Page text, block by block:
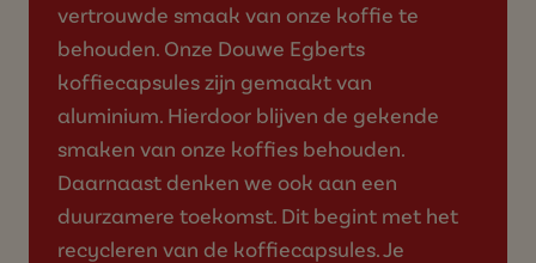
vertrouwde smaak van onze koffie te
behouden. Onze Douwe Egberts
koffiecapsules zijn gemaakt van
aluminium. Hierdoor blijven de gekende
smaken van onze koffies behouden.
Daarnaast denken we ook aan een
duurzamere toekomst. Dit begint met het
recycleren van de koffiecapsules. Je